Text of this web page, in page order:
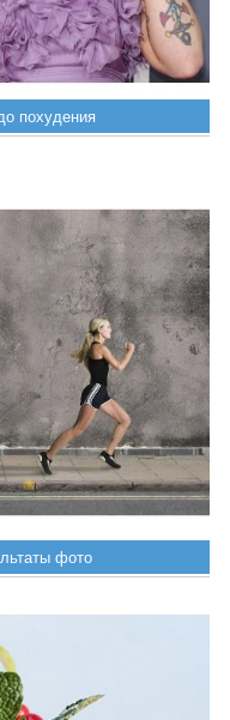
похудения
фото